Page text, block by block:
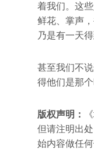
着我们。这
鲜花、掌声
乃是有一天
甚至我们不
得他们是那
版权声明：
但请注明出
始内容做任